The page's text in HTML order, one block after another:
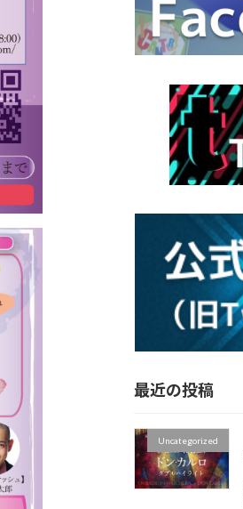
最近の投稿
Uncategorized